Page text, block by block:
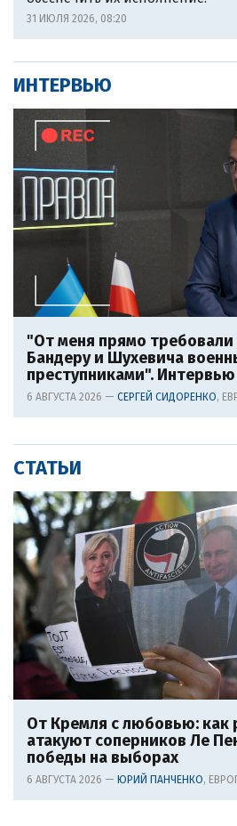
31 ИЮЛЯ 2026, 08:20
ИНТЕРВЬЮ
"От меня прямо требовали
Бандеру и Шухевича
преступниками".
6 АВГУСТА 2026 — СЕРГЕЙ СИДОРЕНКО,
СТАТЬИ
От Кремля с любовью: как
атакуют соперников Ле
победы на выборах
6 АВГУСТА 2026 — ЮРИЙ ПАНЧЕНКО,